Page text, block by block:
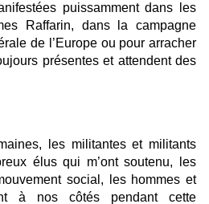
puissamment dans les
Raffarin, dans la campagne
de l’Europe ou pour arracher
présentes et attendent des
les militantes et militants
élus qui m’ont soutenu, les
social, les hommes et
à nos côtés pendant cette